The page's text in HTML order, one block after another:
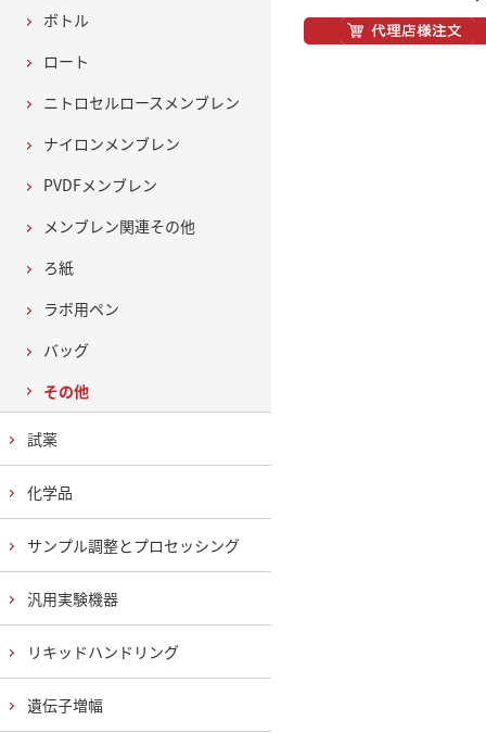
ボトル
ロート
ニトロセルロースメンブレン
ナイロンメンブレン
PVDFメンブレン
メンブレン関連その他
ろ紙
ラボ用ペン
バッグ
その他
試薬
化学品
サンプル調整とプロセッシング
汎用実験機器
リキッドハンドリング
遺伝子増幅